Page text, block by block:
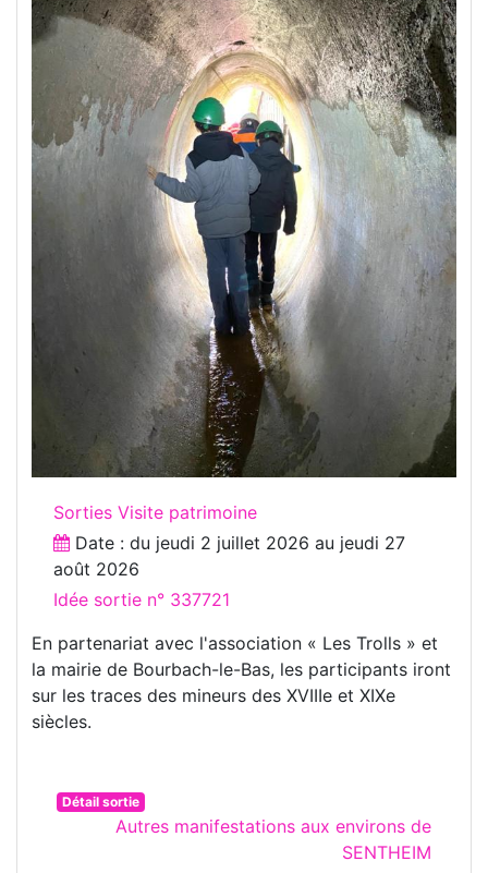
Sorties Visite patrimoine
Date : du jeudi 2 juillet 2026 au jeudi 27
août 2026
Idée sortie n° 337721
En partenariat avec l'association « Les Trolls » et
la mairie de Bourbach-le-Bas, les participants iront
sur les traces des mineurs des XVIIIe et XIXe
siècles.
Détail sortie
Autres manifestations aux environs de
SENTHEIM